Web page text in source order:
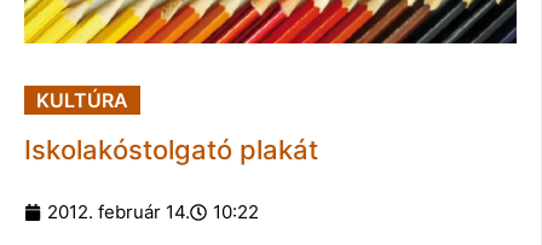
KULTÚRA
Iskolakóstolgató plakát
2012. február 14. 10:22